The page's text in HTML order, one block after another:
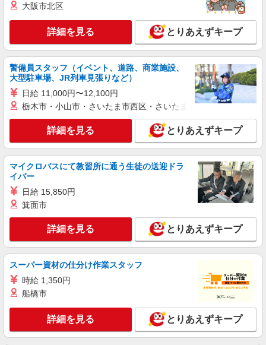
■ソフトバンク座間店 神奈川県 座間市 座間2
丁目 215 1F
キープ 詳細を見る
正社員
ソフトバンクイオンモール座間店
ソフトバンクショップの携帯販売スタッフ
月給 233,500円 〜 260,200円 固定残業代:
23,500円 〜 26,200円（15時間相当） ＊＿ 試用期
間あり 6ヶ月 月給25万円以上 ※経験・能力による
【試用期間】月給 233500 円 〜 260200 円
■ソフトバンクイオンモール座間店 神奈川県
座間市 広野台2丁目 10‐4 イオンモール座間3F
詳細を見る
正社員
ソフトバンク座間店
ソフトバンクショップの携帯販売スタッフ
月給 233,500円 〜 260,200円 固定残業代:
23,500円 〜 26,200円（15時間相当） ＊＿ 試用期
間あり 6ヶ月 ※経験・能力による 【試用期間】月
■ソフトバンク座間店 神奈川県 座間市 座間2
詳細を見る
派遣社員
大阪市北区
詳細を見る とりあえずキープ
警備員スタッフ（イベント、道路、商業施設、
大型駐車場、JR列車見張りなど）
日給 11,000円〜12,100円
栃木市・小山市・さいたま市西区・さいたま市岩槻区・久喜市・
詳細を見る とりあえずキープ
マイクロバスにて教習所に通う生徒の送迎ドラ
イバー
日給 15,850円
箕面市
詳細を見る とりあえずキープ
スーパー資材の仕分け作業スタッフ
時給 1,350円
船橋市
詳細を見る とりあえずキープ